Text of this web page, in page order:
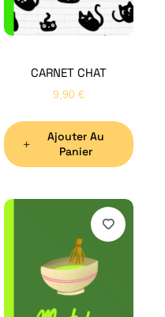
CARNET CHAT
9,90 €
Ajouter Au
Panier